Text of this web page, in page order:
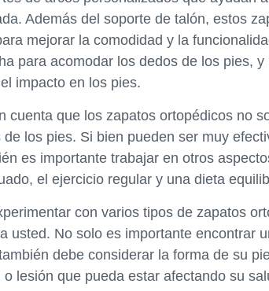
Además del soporte de talón, estos
mejorar la comodidad y la
para acomodar los dedos de los pies, y
impacto en los pies.
cuenta que los zapatos ortopédicos no
los pies. Si bien pueden ser muy
es importante trabajar en otros
el ejercicio regular y una dieta
con varios tipos de zapatos
usted. No solo es importante encontrar
debe considerar la forma de su
lesión que pueda estar afectando su